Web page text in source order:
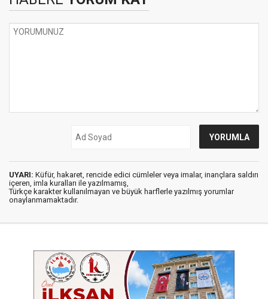
UYARI: Küfür, hakaret, rencide edici cümleler veya imalar, inançlara saldırı
içeren, imla kuralları ile yazılmamış,
Türkçe karakter kullanılmayan ve büyük harflerle yazılmış yorumlar
onaylanmamaktadır.